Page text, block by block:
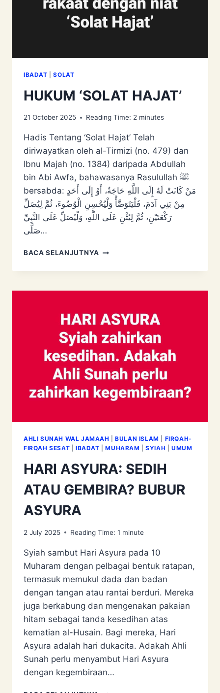
IBADAT |SOLAT
HUKUM ‘SOLAT HAJAT’
21 October 2025 Reading Time: 2 minutes
Hadis Tentang ‘Solat Hajat’ Telah
diriwayatkan oleh al-Tirmizi (no. 479) dan
Ibnu Majah (no. 1384) daripada Abdullah
bin Abi Awfa, bahawasanya Rasulullah ﷺ
bersabda: مَنْ كَانَتْ لَهُ إِلَى اللَّهِ حَاجَةٌ، أَوْ إِلَى أَحَدٍ
مِنْ بَنِي آدَمَ، فَلْيَتَوَضَّأْ وَلْيُحْسِنِ الْوُضُوءَ، ثُمَّ لِيُصَلِّ
رَكْعَتَيْنِ، ثُمَّ لِيُثْنِ عَلَى اللَّهِ، وَلْيُصَلِّ عَلَى النَّبِيِّ
صَلَّى…
BACA SELANJUTNYA HUKUM
HAJAT’
AHLI SUNAH WAL JAMAAH |BULAN ISLAM
FIRQAH-
FIRQAH SESAT
IBADAT |MUHARAM |SYIAH |UMUM
HARI ASYURA: SEDIH
ATAU GEMBIRA? BUBUR
ASYURA
2 July 2025 Reading Time: 1 minute
Syiah sambut Hari Asyura pada 10
Muharam dengan pelbagai bentuk ratapan,
termasuk memukul dada dan badan
dengan tangan atau rantai berduri. Mereka
juga berkabung dan mengenakan pakaian
hitam sebagai tanda kesedihan atas
kematian al-Husain. Bagi mereka, Hari
Asyura adalah hari dukacita. Adakah Ahli
Sunah perlu menyambut Hari Asyura
dengan kegembiraan…